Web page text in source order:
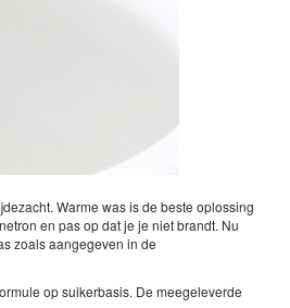
Warme was is de beste oplossing
en pas op dat je je niet brandt. Nu
zoals aangegeven in de
op suikerbasis. De meegeleverde